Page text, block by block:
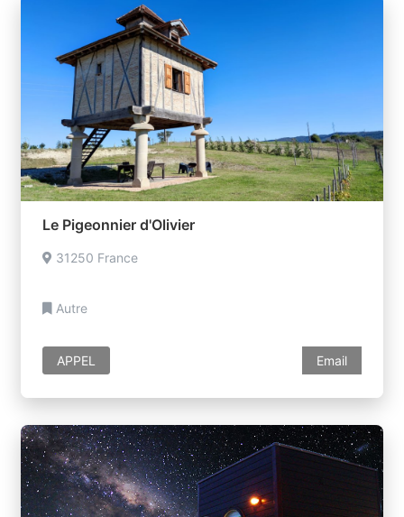
Le Pigeonnier d'Olivier
31250 France
Autre
APPEL Email